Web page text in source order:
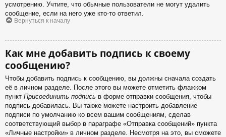
усмотрению. Учтите, что обычные пользователи не могут удалить
сообщение, если на него уже кто-то ответил.
Вернуться к началу
Как мне добавить подпись к своему
сообщению?
Чтобы добавить подпись к сообщению, вы должны сначала создать
её в личном разделе. После этого вы можете отметить флажком
пункт Присоединить подпись в форме отправки сообщения, чтобы
подпись добавилась. Вы также можете настроить добавление
подписи по умолчанию ко всем вашим сообщениям, сделав
соответствующий выбор в параграфе «Отправка сообщений» пункта
«Личные настройки» в личном разделе. Несмотря на это, вы сможете